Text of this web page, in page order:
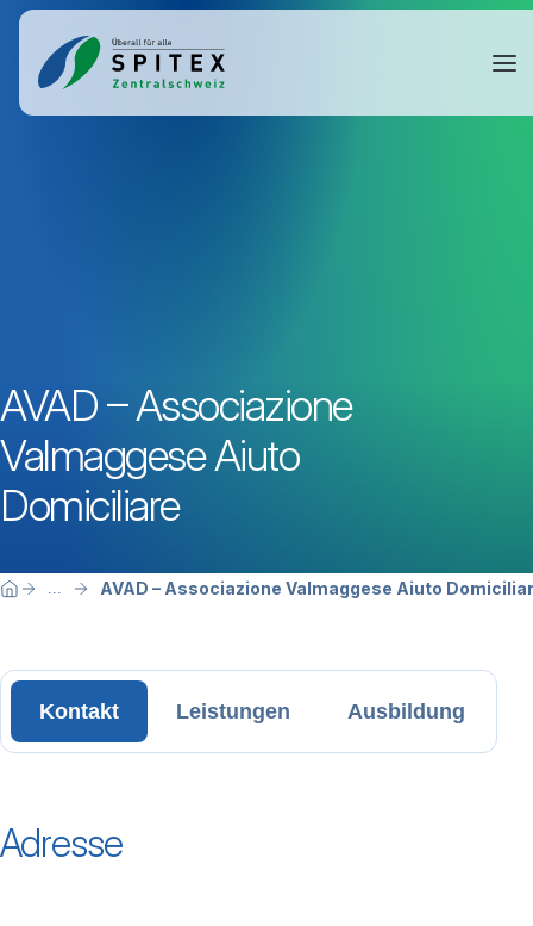
AVAD – Associazione
Valmaggese Aiuto
Domiciliare
Breadcrumbnavigation
Sie befinden sich hier:
Home ... AVAD – Associazione Valmaggese Aiuto
Kontakt Leistungen Ausbildung
Adresse